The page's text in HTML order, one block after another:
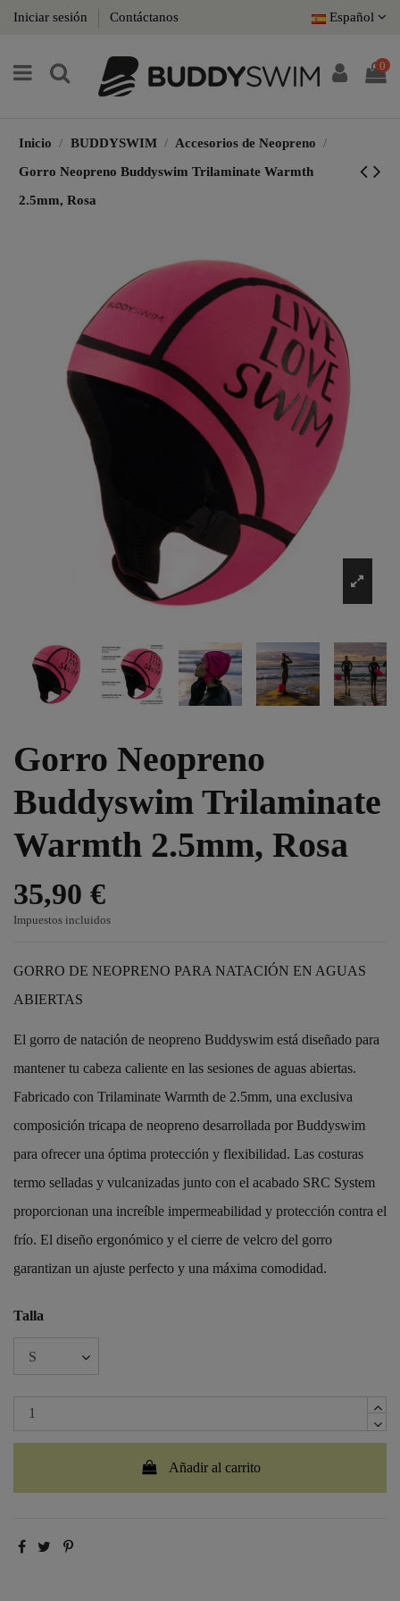
Iniciar sesión Contáctanos Español
0
Inicio BUDDYSWIM
Accesorios de Neopreno
Gorro Neopreno Buddyswim Trilaminate Warmth
2.5mm, Rosa
Gorro Neopreno
Buddyswim Trilaminate
Warmth 2.5mm, Rosa
35,90 €
Impuestos incluidos
GORRO DE NEOPRENO PARA NATACIÓN EN AGUAS
ABIERTAS
El gorro de natación de neopreno Buddyswim está diseñado para
mantener tu cabeza caliente en las sesiones de aguas abiertas.
Fabricado con Trilaminate Warmth de 2.5mm, una exclusiva
composición tricapa de neopreno desarrollada por Buddyswim
para ofrecer una óptima protección y flexibilidad. Las costuras
termo selladas y vulcanizadas junto con el acabado SRC System
proporcionan una increíble impermeabilidad y protección contra el
frío. El diseño ergonómico y el cierre de velcro del gorro
garantizan un ajuste perfecto y una máxima comodidad.
Talla
Añadir al carrito